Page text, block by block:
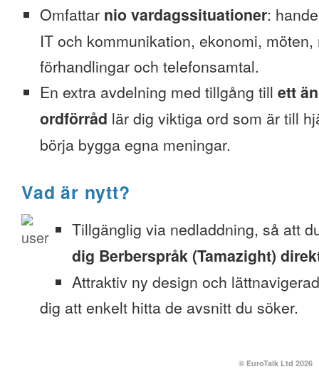
Omfattar nio vardagssituationer:
IT och kommunikation, ekonomi, möten,
förhandlingar och telefonsamtal.
En extra avdelning med tillgång till ett
ordförråd lär dig viktiga ord som är till
börja bygga egna meningar.
Vad är nytt?
Tillgänglig via nedladdning, så att
dig Berberspråk (Tamazight)
Attraktiv ny design och
dig att enkelt hitta de avsnitt du söker.
© EuroTalk Ltd 2026